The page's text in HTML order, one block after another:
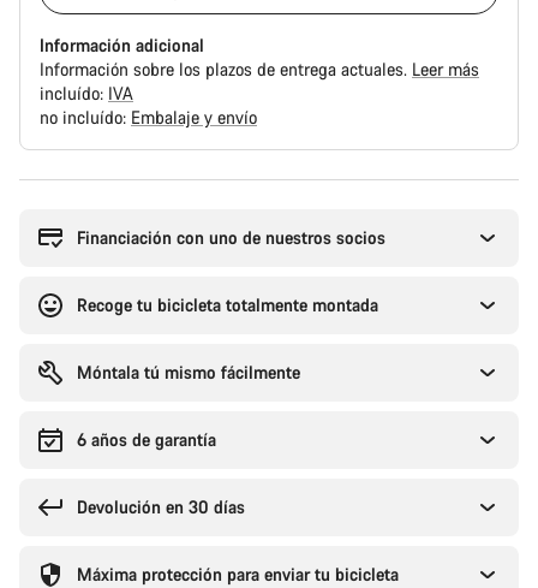
Información adicional
Información sobre los plazos de entrega actuales. Leer más
incluído: IVA
no incluído: Embalaje y envío
compra
Financiación con uno de nuestros socios
Recoge tu bicicleta totalmente montada
Móntala tú mismo fácilmente
6 años de garantía
Devolución en 30 días
Máxima protección para enviar tu bicicleta